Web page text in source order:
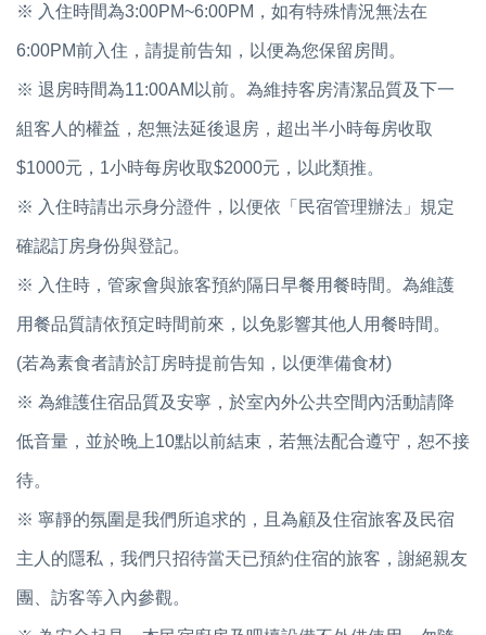
※ 入住時間為3:00PM~6:00PM，如有特殊情況無法在
6:00PM前入住，請提前告知，以便為您保留房間。
※ 退房時間為11:00AM以前。為維持客房清潔品質及下一
組客人的權益，恕無法延後退房，超出半小時每房收取
$1000元，1小時每房收取$2000元，以此類推。
※ 入住時請出示身分證件，以便依「民宿管理辦法」規定
確認訂房身份與登記。
※ 入住時，管家會與旅客預約隔日早餐用餐時間。為維護
用餐品質請依預定時間前來，以免影響其他人用餐時間。
(若為素食者請於訂房時提前告知，以便準備食材)
※ 為維護住宿品質及安寧，於室內外公共空間內活動請降
低音量，並於晚上10點以前結束，若無法配合遵守，恕不接
待。
※ 寧靜的氛圍是我們所追求的，且為顧及住宿旅客及民宿
主人的隱私，我們只招待當天已預約住宿的旅客，謝絕親友
團、訪客等入內參觀。